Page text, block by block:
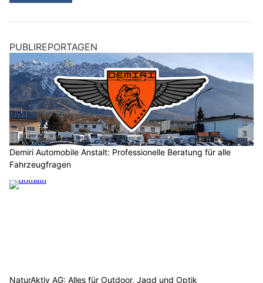
PUBLIREPORTAGEN
Demiri Automobile Anstalt: Professionelle Beratung für alle
Fahrzeugfragen
NaturAktiv AG: Alles für Outdoor, Jagd und Optik